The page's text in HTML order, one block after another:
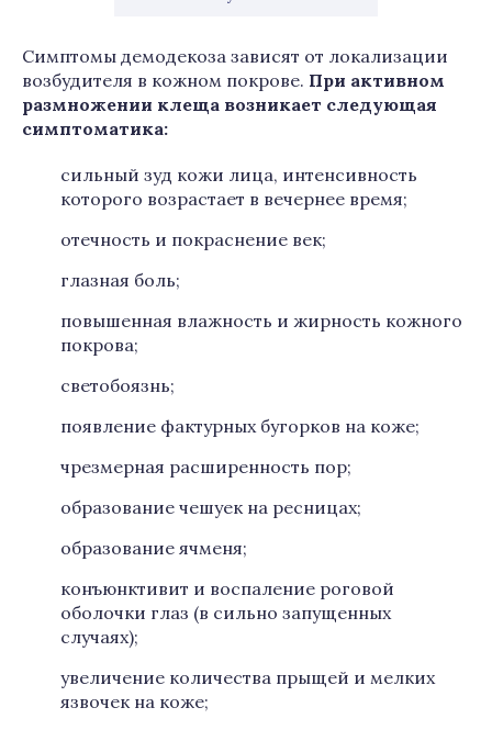
Симптомы демодекоза зависят от локализации
возбудителя в кожном покрове. При активном
размножении клеща возникает следующая
симптоматика:
сильный зуд кожи лица, интенсивность
которого возрастает в вечернее время;
отечность и покраснение век;
глазная боль;
повышенная влажность и жирность кожного
покрова;
светобоязнь;
появление фактурных бугорков на коже;
чрезмерная расширенность пор;
образование чешуек на ресницах;
образование ячменя;
конъюнктивит и воспаление роговой
оболочки глаз (в сильно запущенных
случаях);
увеличение количества прыщей и мелких
язвочек на коже;